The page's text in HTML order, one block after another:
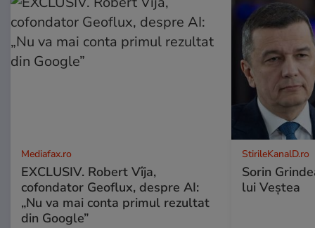
Mediafax.ro
EXCLUSIV. Robert Vîja,
cofondator Geoflux, despre AI:
„Nu va mai conta primul rezultat
din Google”
StirileKanalD.ro
Sorin
lui Veștea